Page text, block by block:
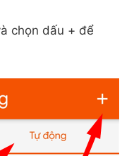
chọn dấu + để